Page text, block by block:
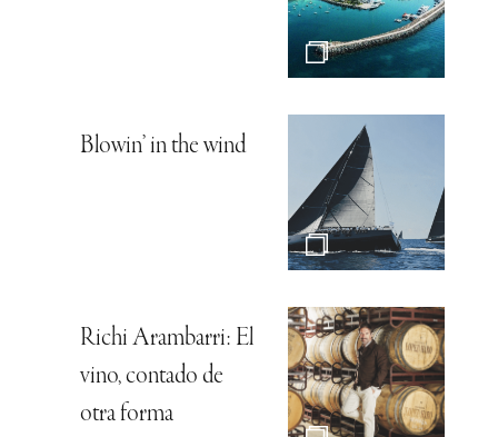
Blowin’ in the wind
Richi Arambarri: El
vino, contado de
otra forma